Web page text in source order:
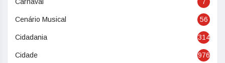
Cenário Musical 56
Cidadania 314
Cidade 976